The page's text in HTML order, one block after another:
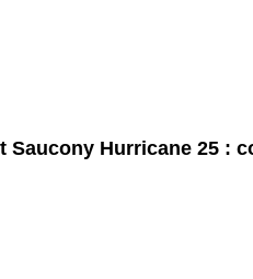
Saucony Hurricane 25 :